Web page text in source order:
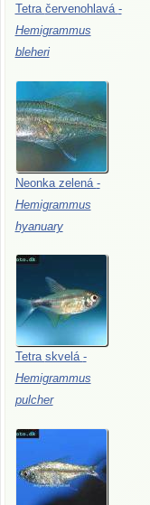
Tetra červenohlavá -
Hemigrammus
bleheri
Neonka zelená -
Hemigrammus
hyanuary
Tetra skvelá -
Hemigrammus
pulcher